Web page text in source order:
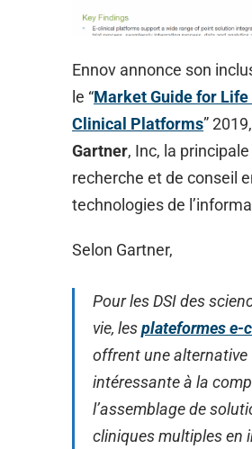
Ennov annonce son
le “Market Guide for Life
Clinical Platforms”
Gartner, Inc, la
recherche et de conseil
technologies de
Selon Gartner,
Pour les DSI des
vie, lesplateformes e-
offrent une alternative
intéressante à la
l’assemblage de
cliniques multiples en